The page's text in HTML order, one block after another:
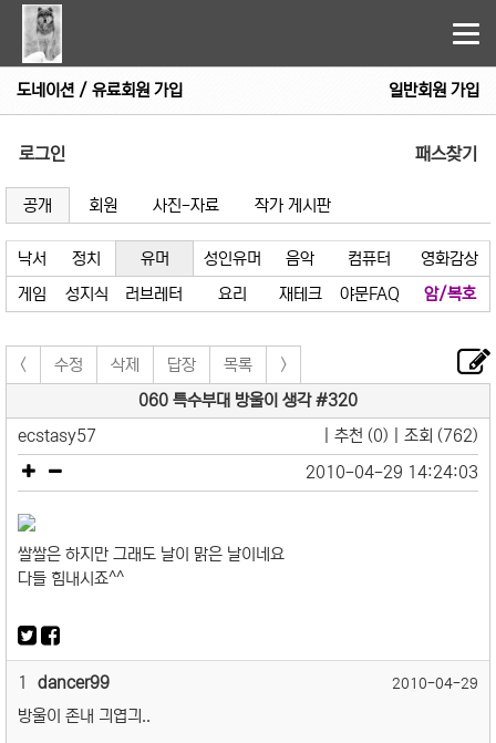
도네이션 / 유료회원 가입 일반회원 가입
로그인 패스찾기
공개 회원 사진-자료 작가 게시판
낙서 정치 유머 성인유머 음악 컴퓨터
영화감상
게임
성지식 러브레터 요리 재테크 야문FAQ 암/복호
< 수정 삭제 답장 목록
>
060 특수부대 방울이 생각 #320
ecstasy57
| 추천 (0) | 조회 (762)
2010-04-29 14:24:03
쌀쌀은 하지만 그래도 날이 맑은 날이네요
다들 힘내시죠^^
1 dancer99 2010-04-29
방울이 존내 긔엽긔..